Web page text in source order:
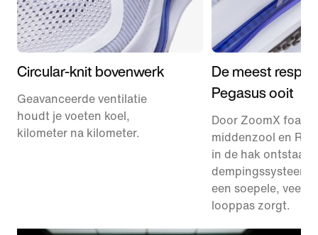
Circular-knit bovenwerk
Geavanceerde ventilatie
houdt je voeten koel,
kilometer na kilometer.
De meest
Pegasus ooit
Door ZoomX foam
middenzool en
in de hak ontstaat
dempingssysteem
een soepele,
looppas zorgt.